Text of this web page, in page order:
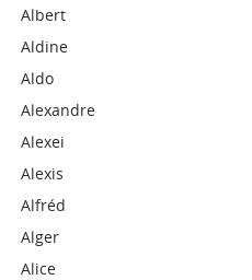
Albert
Aldine
Aldo
Alexandre
Alexei
Alexis
Alfréd
Alger
Alice